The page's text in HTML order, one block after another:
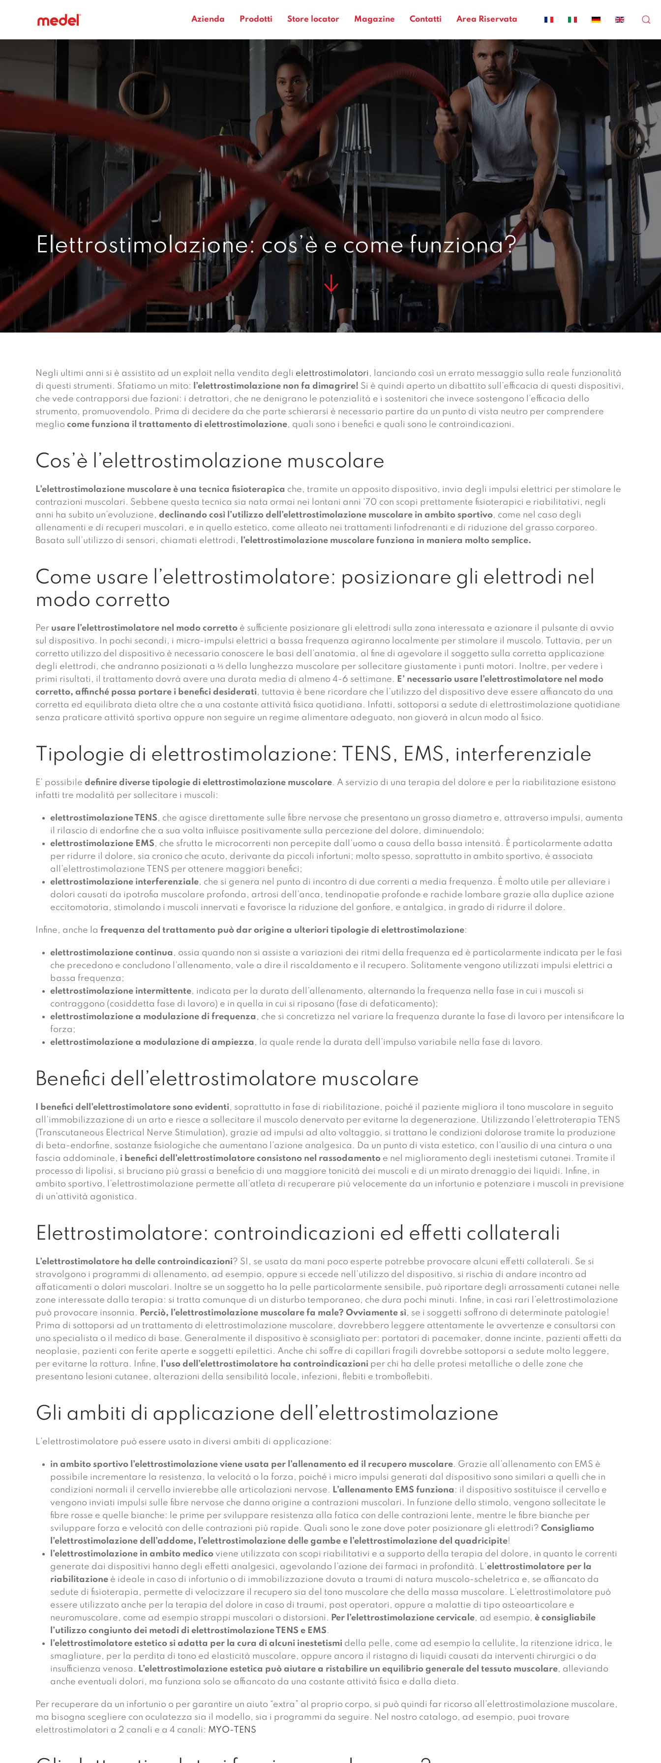
Azienda Prodotti Store locator Magazine Contatti Area Riservata
Elettrostimolazione: cos’è e come funziona?
Negli ultimi anni si è assistito ad un exploit nella vendita degli elettrostimolatori , lanciando così un errato messaggio sulla reale funzionalità
di questi strumenti. Sfatiamo un mito:
l’elettrostimolazione non fa dimagrire! Si è quindi aperto un dibattito sull’efficacia di questi dispositivi,
che vede contrapporsi due fazioni: i detrattori, che ne denigrano le potenzialità e i sostenitori che invece sostengono l’efficacia dello
strumento, promuovendolo. Prima di decidere da che parte schierarsi è necessario partire da un punto di vista neutro per comprendere
meglio come funziona il trattamento di elettrostimolazione, quali sono i benefici e quali sono le controindicazioni.
Cos’è l’elettrostimolazione muscolare
L’elettrostimolazione muscolare è una tecnica fisioterapica che, tramite un apposito dispositivo, invia degli impulsi elettrici per stimolare le
contrazioni muscolari. Sebbene questa tecnica sia nata ormai nei lontani anni ‘70 con scopi prettamente fisioterapici e riabilitativi, negli
anni ha subito un’evoluzione, declinando così l’utilizzo dell’elettrostimolazione muscolare in ambito sportivo, come nel caso degli
allenamenti e di recuperi muscolari, e in quello estetico, come alleato nei trattamenti linfodrenanti e di riduzione del grasso corporeo.
Basata sull’utilizzo di sensori, chiamati elettrodi,
l’elettrostimolazione muscolare funziona in maniera molto semplice.
Come usare l’elettrostimolatore: posizionare gli elettrodi nel
modo corretto
Per usare l’elettrostimolatore nel modo corretto è sufficiente posizionare gli elettrodi sulla zona interessata e azionare il pulsante di avvio
sul dispositivo. In pochi secondi, i micro-impulsi elettrici a bassa frequenza agiranno localmente per stimolare il muscolo. Tuttavia, per un
corretto utilizzo del dispositivo è necessario conoscere le basi dell’anatomia, al fine di agevolare il soggetto sulla corretta applicazione
degli elettrodi, che andranno posizionati a ⅓ della lunghezza muscolare per sollecitare giustamente i punti motori. Inoltre, per vedere i
primi risultati, il trattamento dovrà avere una durata media di almeno 4-6 settimane. E’ necessario usare l’elettrostimolatore nel modo
corretto, affinché possa portare i benefici desiderati, tuttavia è bene ricordare che l’utilizzo del dispositivo deve essere affiancato da una
corretta ed equilibrata dieta oltre che a una costante attività fisica quotidiana. Infatti, sottoporsi a sedute di elettrostimolazione quotidiane
senza praticare attività sportiva oppure non seguire un regime alimentare adeguato, non gioverà in alcun modo al fisico.
Tipologie di elettrostimolazione: TENS, EMS, interferenziale
E’ possibile definire diverse tipologie di elettrostimolazione muscolare. A servizio di una terapia del dolore e per la riabilitazione esistono
infatti tre modalità per sollecitare i muscoli:
elettrostimolazione TENS, che agisce direttamente sulle fibre nervose che presentano un grosso diametro e, attraverso impulsi, aumenta
il rilascio di endorfine che a sua volta influisce positivamente sulla percezione del dolore, diminuendolo;
elettrostimolazione EMS, che sfrutta le microcorrenti non percepite dall’uomo a causa della bassa intensità. È particolarmente adatta
per ridurre il dolore, sia cronico che acuto, derivante da piccoli infortuni; molto spesso, soprattutto in ambito sportivo, è associata
all’elettrostimolazione TENS per ottenere maggiori benefici;
elettrostimolazione interferenziale, che si genera nel punto di incontro di due correnti a media frequenza. È molto utile per alleviare i
dolori causati da ipotrofia muscolare profonda, artrosi dell’anca, tendinopatie profonde e rachide lombare grazie alla duplice azione
eccitomotoria, stimolando i muscoli innervati e favorisce la riduzione del gonfiore, e antalgica, in grado di ridurre il dolore.
Infine, anche la frequenza del trattamento può dar origine a ulteriori tipologie di elettrostimolazione:
elettrostimolazione continua, ossia quando non si assiste a variazioni dei ritmi della frequenza ed è particolarmente indicata per le fasi
che precedono e concludono l’allenamento, vale a dire il riscaldamento e il recupero. Solitamente vengono utilizzati impulsi elettrici a
bassa frequenza;
elettrostimolazione intermittente, indicata per la durata dell’allenamento, alternando la frequenza nella fase in cui i muscoli si
contraggono (cosiddetta fase di lavoro) e in quella in cui si riposano (fase di defaticamento);
elettrostimolazione a modulazione di frequenza, che si concretizza nel variare la frequenza durante la fase di lavoro per intensificare la
forza;
elettrostimolazione a modulazione di ampiezza, la quale rende la durata dell’impulso variabile nella fase di lavoro.
Benefici dell’elettrostimolatore muscolare
I benefici dell’elettrostimolatore sono evidenti, soprattutto in fase di riabilitazione, poiché il paziente migliora il tono muscolare in seguito
all’immobilizzazione di un arto e riesce a sollecitare il muscolo denervato per evitarne la degenerazione. Utilizzando l’elettroterapia TENS
(Transcutaneous Electrical Nerve Stimulation), grazie ad impulsi ad alto voltaggio, si trattano le condizioni dolorose tramite la produzione
di beta-endorfine, sostanze fisiologiche che aumentano l’azione analgesica. Da un punto di vista estetico, con l’ausilio di una cintura o una
fascia addominale, i benefici dell’elettrostimolatore consistono nel rassodamento e nel miglioramento degli inestetismi cutanei. Tramite il
processo di lipolisi, si bruciano più grassi a beneficio di una maggiore tonicità dei muscoli e di un mirato drenaggio dei liquidi. Infine, in
ambito sportivo, l’elettrostimolazione permette all’atleta di recuperare più velocemente da un infortunio e potenziare i muscoli in previsione
di un’attività agonistica.
Elettrostimolatore: controindicazioni ed effetti collaterali
L’elettrostimolatore ha delle controindicazioni? SI, se usata da mani poco esperte potrebbe provocare alcuni effetti collaterali. Se si
stravolgono i programmi di allenamento, ad esempio, oppure si eccede nell’utilizzo del dispositivo, si rischia di andare incontro ad
affaticamenti o dolori muscolari. Inoltre se un soggetto ha la pelle particolarmente sensibile, può riportare degli arrossamenti cutanei nelle
zone interessate dalla terapia: si tratta comunque di un disturbo temporaneo, che dura pochi minuti. Infine, in casi rari l’elettrostimolazione
può provocare insonnia. Perciò, l’elettrostimolazione muscolare fa male? Ovviamente sì, se i soggetti soffrono di determinate patologie!
Prima di sottoporsi ad un trattamento di elettrostimolazione muscolare, dovrebbero leggere attentamente le avvertenze e consultarsi con
uno specialista o il medico di base. Generalmente il dispositivo è sconsigliato per: portatori di pacemaker, donne incinte, pazienti affetti da
neoplasie, pazienti con ferite aperte e soggetti epilettici. Anche chi soffre di capillari fragili dovrebbe sottoporsi a sedute molto leggere,
per evitarne la rottura. Infine,
l’uso dell’elettrostimolatore ha controindicazioni per chi ha delle protesi metalliche o delle zone che
presentano lesioni cutanee, alterazioni della sensibilità locale, infezioni, flebiti e tromboflebiti.
Gli ambiti di applicazione dell’elettrostimolazione
L’elettrostimolatore può essere usato in diversi ambiti di applicazione:
in ambito sportivo l’elettrostimolazione viene usata per l’allenamento ed il recupero muscolare. Grazie all’allenamento con EMS è
possibile incrementare la resistenza, la velocità o la forza, poiché i micro impulsi generati dal dispositivo sono similari a quelli che in
condizioni normali il cervello invierebbe alle articolazioni nervose. L’allenamento EMS funziona: il dispositivo sostituisce il cervello e
vengono inviati impulsi sulle fibre nervose che danno origine a contrazioni muscolari. In funzione dello stimolo, vengono sollecitate le
fibre rosse e quelle bianche: le prime per sviluppare resistenza alla fatica con delle contrazioni lente, mentre le fibre bianche per
sviluppare forza e velocità con delle contrazioni più rapide. Quali sono le zone dove poter posizionare gli elettrodi? Consigliamo
l’elettrostimolazione dell’addome, l’elettrostimolazione delle gambe e l’elettrostimolazione del quadricipite!
l’elettrostimolazione in ambito medico viene utilizzata con scopi riabilitativi e a supporto della terapia del dolore, in quanto le correnti
generate dai dispositivi hanno degli effetti analgesici, agevolando l’azione dei farmaci in profondità. L’elettrostimolatore per la
riabilitazione è ideale in caso di infortunio o di immobilizzazione dovuta a traumi di natura muscolo-scheletrica e, se affiancato da
sedute di fisioterapia, permette di velocizzare il recupero sia del tono muscolare che della massa muscolare. L’elettrostimolatore può
essere utilizzato anche per la terapia del dolore in caso di traumi, post operatori, oppure a malattie di tipo osteoarticolare e
neuromuscolare, come ad esempio strappi muscolari o distorsioni. Per l’elettrostimolazione cervicale, ad esempio, è consigliabile
l’utilizzo congiunto dei metodi di elettrostimolazione TENS e EMS.
l’elettrostimolatore estetico si adatta per la cura di alcuni inestetismi della pelle, come ad esempio la cellulite, la ritenzione idrica, le
smagliature, per la perdita di tono ed elasticità muscolare, oppure ancora il ristagno di liquidi causati da interventi chirurgici o da
insufficienza venosa. L’elettrostimolazione estetica può aiutare a ristabilire un equilibrio generale del tessuto muscolare, alleviando
anche eventuali dolori, ma funziona solo se affiancato da una costante attività fisica e dalla dieta.
Per recuperare da un infortunio o per garantire un aiuto “extra” al proprio corpo, si può quindi far ricorso all’elettrostimolazione muscolare,
ma bisogna scegliere con oculatezza sia il modello, sia i programmi da seguire. Nel nostro catalogo, ad esempio, puoi trovare
elettrostimolatori a 2 canali e a 4 canali: MYO-TENS